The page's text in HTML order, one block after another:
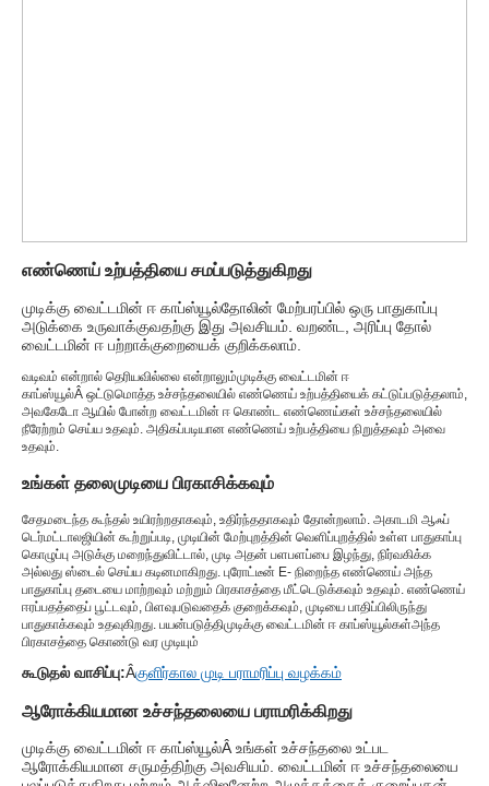
எண்ணெய் உற்பத்தியை சமப்படுத்துகிறது
முடிக்கு வைட்டமின் ஈ காப்ஸ்யூல்தோலின் மேற்பரப்பில் ஒரு பாதுகாப்பு
அடுக்கை உருவாக்குவதற்கு இது அவசியம். வறண்ட, அரிப்பு தோல்
வைட்டமின் ஈ பற்றாக்குறையைக் குறிக்கலாம்.
வடிவம் என்றால் தெரியவில்லை என்றாலும்முடிக்கு வைட்டமின் ஈ
காப்ஸ்யூல்Â ஒட்டுமொத்த உச்சந்தலையில் எண்ணெய் உற்பத்தியைக் கட்டுப்படுத்தலாம்,
அவகேடோ ஆயில் போன்ற வைட்டமின் ஈ கொண்ட எண்ணெய்கள் உச்சந்தலையில்
நீரேற்றம் செய்ய உதவும். அதிகப்படியான எண்ணெய் உற்பத்தியை நிறுத்தவும் அவை
உதவும்.
உங்கள் தலைமுடியை பிரகாசிக்கவும்
சேதமடைந்த கூந்தல் உயிரற்றதாகவும், உதிர்ந்ததாகவும் தோன்றலாம். அகாடமி ஆஃப்
டெர்மட்டாலஜியின் கூற்றுப்படி, முடியின் மேற்புறத்தின் வெளிப்புறத்தில் உள்ள பாதுகாப்பு
கொழுப்பு அடுக்கு மறைந்துவிட்டால், முடி அதன் பளபளப்பை இழந்து, நிர்வகிக்க
அல்லது ஸ்டைல் ​​செய்ய கடினமாகிறது. புரோட்டீன் E- நிறைந்த எண்ணெய் அந்த
பாதுகாப்பு தடையை மாற்றவும் மற்றும் பிரகாசத்தை மீட்டெடுக்கவும் உதவும். எண்ணெய்
ஈரப்பதத்தைப் பூட்டவும், பிளவுபடுவதைக் குறைக்கவும், முடியை பாதிப்பிலிருந்து
பாதுகாக்கவும் உதவுகிறது. பயன்படுத்திமுடிக்கு வைட்டமின் ஈ காப்ஸ்யூல்கள்அந்த
பிரகாசத்தை கொண்டு வர முடியும்
கூடுதல் வாசிப்பு:Âகுளிர்கால முடி பராமரிப்பு வழக்கம்
ஆரோக்கியமான உச்சந்தலையை பராமரிக்கிறது
முடிக்கு வைட்டமின் ஈ காப்ஸ்யூல்Â உங்கள் உச்சந்தலை உட்பட
ஆரோக்கியமான சருமத்திற்கு அவசியம். வைட்டமின் ஈ உச்சந்தலையை